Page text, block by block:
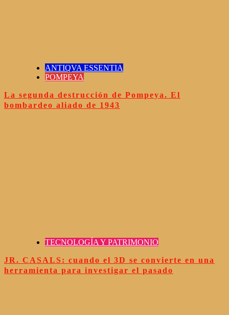
ANTIQVA ESSENTIA
POMPEYA
La segunda destrucción de Pompeya. El
bombardeo aliado de 1943
TECNOLOGÍA Y PATRIMONIO
JR. CASALS: cuando el 3D se convierte en una
herramienta para investigar el pasado